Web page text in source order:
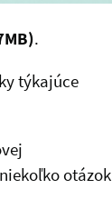
.
týkajúce
otázok